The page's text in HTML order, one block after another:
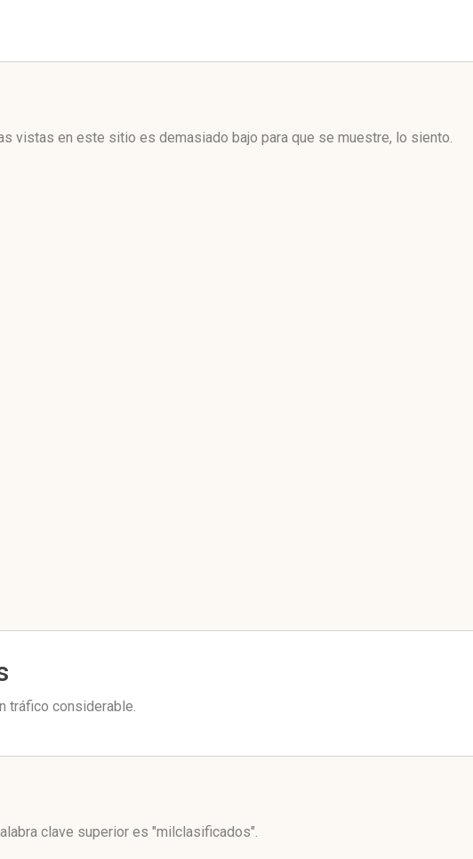
vistas en este sitio es demasiado bajo para que se muestre, lo siento.
tráfico considerable.
clave superior es "milclasificados".